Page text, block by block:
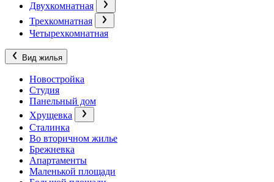
Двухкомнатная
Трехкомнатная
Четырехкомнатная
Вид жилья
Новостройка
Студия
Панельный дом
Хрущевка
Сталинка
Во вторичном жилье
Брежневка
Апартаменты
Маленькой площади